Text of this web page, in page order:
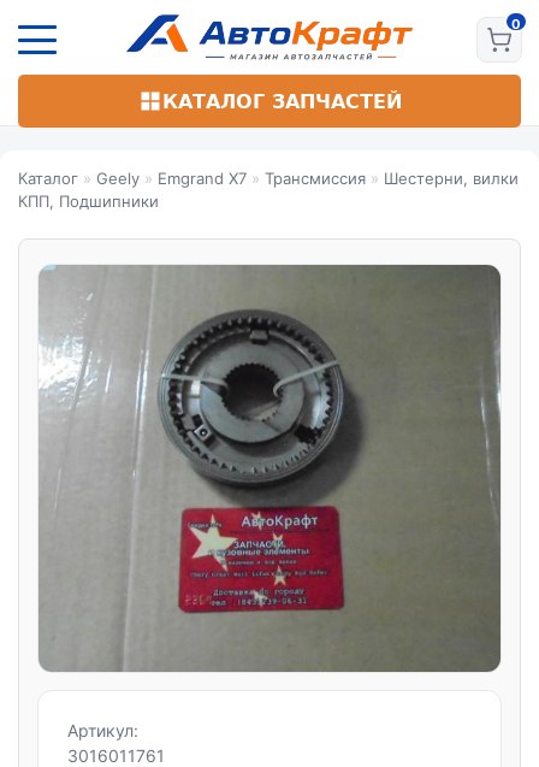
основному
КАТАЛОГ ЗАПЧАСТЕЙ
Каталог » Geely » Emgrand X7 » Трансмиссия » Шестерни, вилки
КПП, Подшипники
Артикул:
3016011761